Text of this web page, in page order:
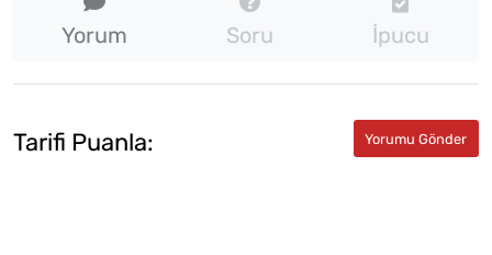
Yorum Soru İpucu
Tarifi Puanla: